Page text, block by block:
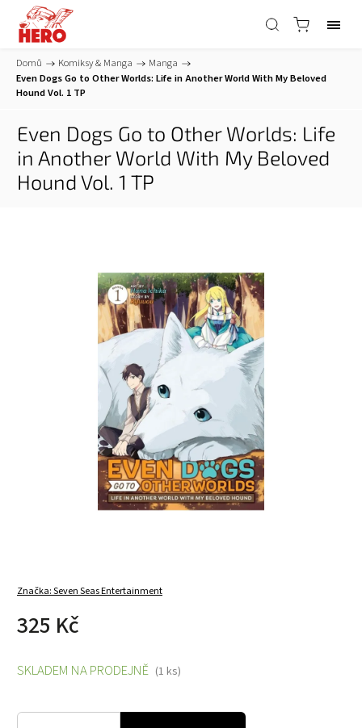
Domů / Komiksy & Manga / Manga /
Even Dogs Go to Other Worlds: Life in Another World With My Beloved
Hound Vol. 1 TP
Even Dogs Go to Other Worlds: Life
in Another World With My Beloved
Hound Vol. 1 TP
Značka:Seven Seas Entertainment
325 Kč
SKLADEM NA PRODEJNĚ (1 ks)